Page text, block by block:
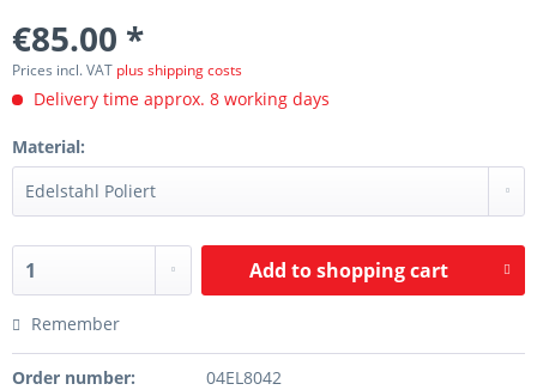
€85.00 *
Prices incl. VAT plus shipping costs
Delivery time approx. 8 working days
Material:
Add toshopping cart
Remember
Order number: 04EL8042